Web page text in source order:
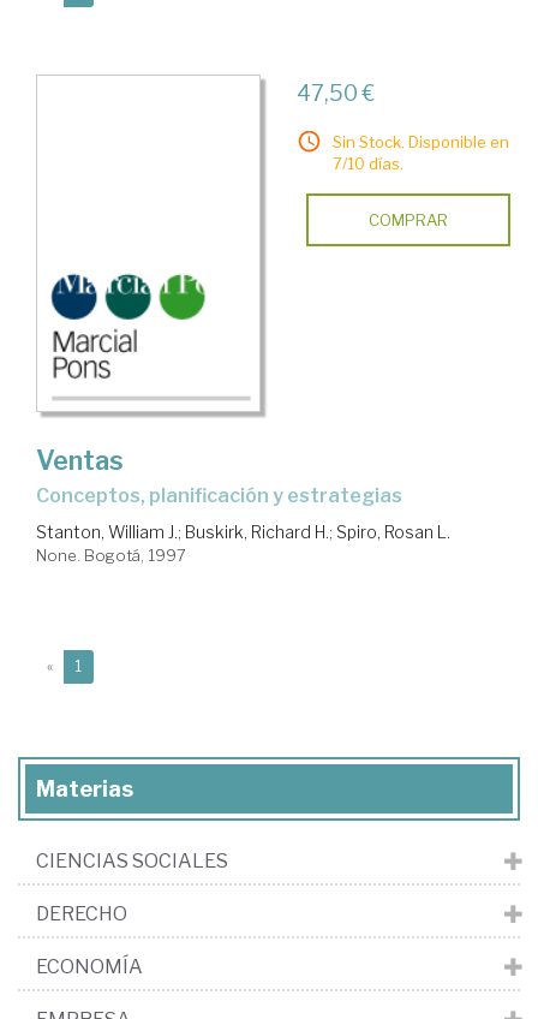
47,50 €
Sin Stock. Disponible en
7/10 días.
COMPRAR
Ventas
conceptos, planificación y estrategias
Stanton, William J.; Buskirk, Richard H.; Spiro, Rosan L.
None. Bogotá, 1997
« 1
Materias
CIENCIAS SOCIALES
DERECHO
ECONOMÍA